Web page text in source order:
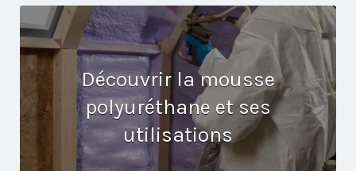
Découvrir la mousse
polyuréthane et ses
utilisations